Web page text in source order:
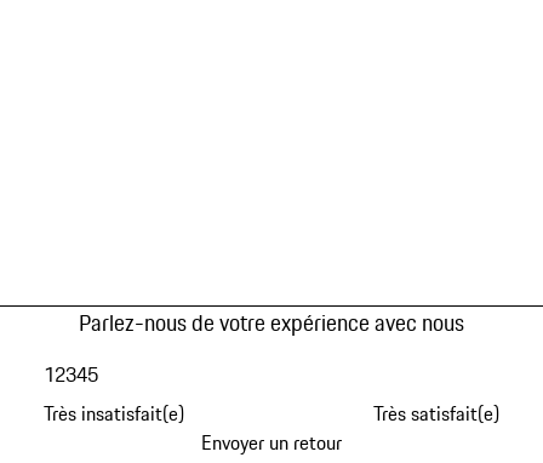
Parlez-nous de votre expérience avec nous
Très insatisfait(e)
12345
Très satisfait(e)
Envoyer un retour